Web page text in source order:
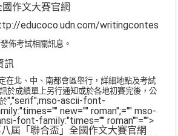
國作文大賽官網
educoco.udn.com/
佈考試相關訊息。
訊
在北、中、南都會區舉行，詳細地點及考試
於成績單上另行通知或於各地初賽完後，公
","serif";mso-ascii-font-
new="" roman";="" mso-
font-family:"times="" roman""="">
屆「聯合盃」全國作文大賽官網